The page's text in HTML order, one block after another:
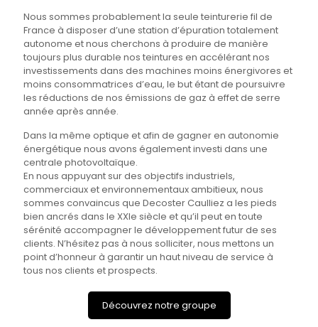
Nous sommes probablement la seule teinturerie fil de
France à disposer d’une station d’épuration totalement
autonome et nous cherchons à produire de manière
toujours plus durable nos teintures en accélérant nos
investissements dans des machines moins énergivores et
moins consommatrices d’eau, le but étant de poursuivre
les réductions de nos émissions de gaz à effet de serre
année après année.
Dans la même optique et afin de gagner en autonomie
énergétique nous avons également investi dans une
centrale photovoltaïque.
En nous appuyant sur des objectifs industriels,
commerciaux et environnementaux ambitieux, nous
sommes convaincus que Decoster Caulliez a les pieds
bien ancrés dans le XXIe siècle et qu’il peut en toute
sérénité accompagner le développement futur de ses
clients. N’hésitez pas à nous solliciter, nous mettons un
point d’honneur à garantir un haut niveau de service à
tous nos clients et prospects.
Découvrez notre groupe